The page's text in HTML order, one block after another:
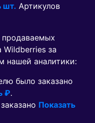
шт. Артикулов
Wildberries за
нашей аналитики:
было заказано
₽.
Показать